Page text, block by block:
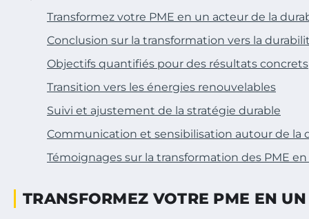
Transformez votre PME en un acteur de la
Conclusion sur la transformation vers la
Objectifs quantifiés pour des résultats concrets
Transition vers les énergies renouvelables
Suivi et ajustement de la stratégie durable
Communication et sensibilisation autour de la
Témoignages sur la transformation des PME
TRANSFORMEZ VOTRE PME EN